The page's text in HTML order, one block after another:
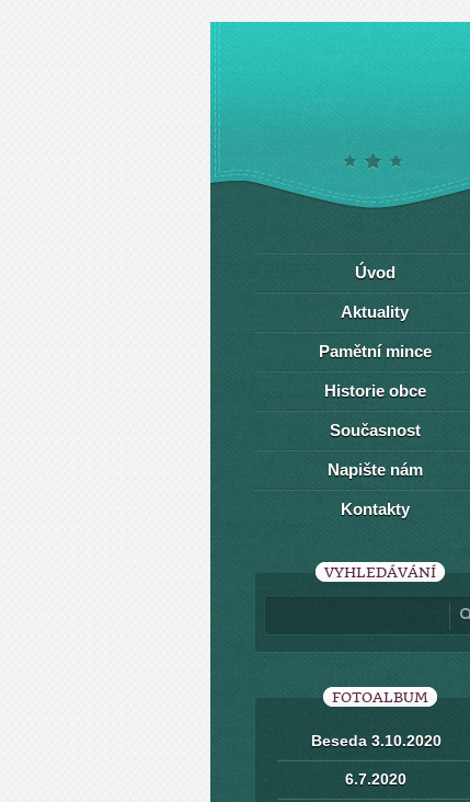
Úvod
Aktuality
Pamětní mince
Historie obce
Současnost
Napište nám
Kontakty
VYHLEDÁVÁNÍ
FOTOALBUM
Beseda 3.10.2020
6.7.2020